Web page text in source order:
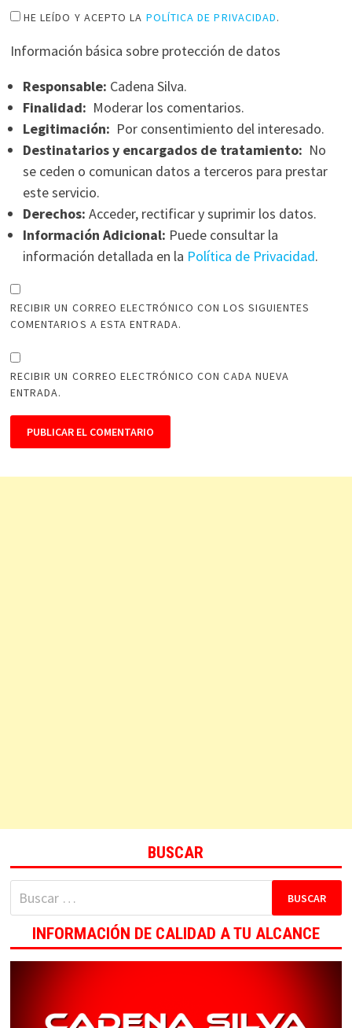
HE LEÍDO Y ACEPTO LA POLÍTICA DE PRIVACIDAD.
Información básica sobre protección de datos
Responsable: Cadena Silva.
Finalidad: Moderar los comentarios.
Legitimación: Por consentimiento del interesado.
Destinatarios y encargados de tratamiento: No
se ceden o comunican datos a terceros para prestar
este servicio.
Derechos: Acceder, rectificar y suprimir los datos.
Información Adicional: Puede consultar la
información detallada en la Política de Privacidad.
RECIBIR UN CORREO ELECTRÓNICO CON LOS SIGUIENTES
COMENTARIOS A ESTA ENTRADA.
RECIBIR UN CORREO ELECTRÓNICO CON CADA NUEVA
ENTRADA.
BUSCAR
Buscar:
INFORMACIÓN DE CALIDAD A TU ALCANCE